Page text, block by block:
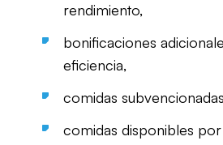
rendimiento,
bonificaciones
eficiencia,
comidas
comidas disponibles